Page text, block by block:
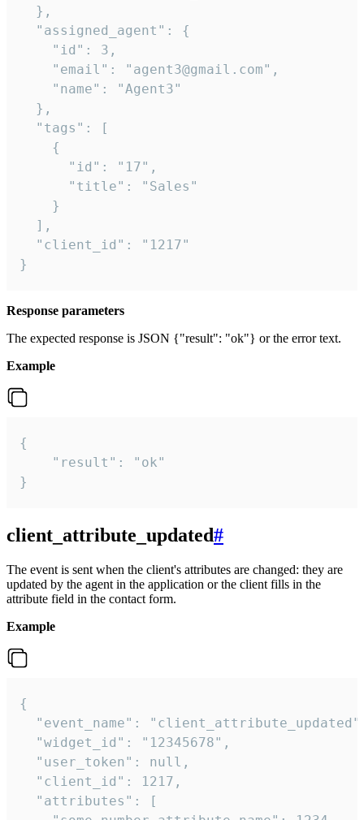
  },
  "assigned_agent": {
    "id": 3,
    "email": "agent3@gmail.com",
    "name": "Agent3"
  },
  "tags": [
    {
      "id": "17",
      "title": "Sales"
    }
  ],
  "client_id": "1217"
}
Response parameters
The expected response is JSON {"result": "ok"} or the error text.
Example
{
    "result": "ok"
}
client_attribute_updated#
The event is sent when the client's attributes are changed: they are
updated by the agent in the application or the client fills in the
attribute field in the contact form.
Example
{
"event_name":
  "widget_id": "12345678",
  "user_token": null,
  "client_id": 1217,
  "attributes": [